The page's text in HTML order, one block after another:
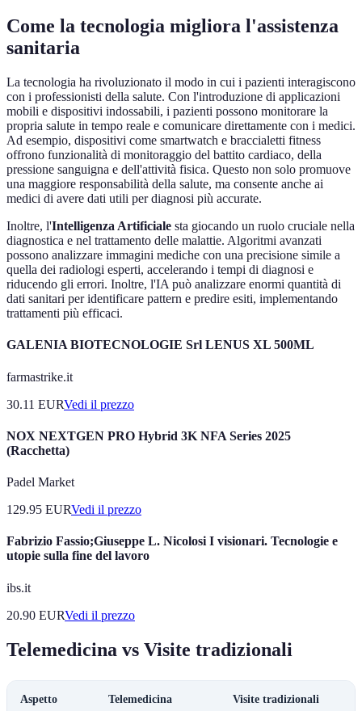
Come la tecnologia migliora l'assistenza
sanitaria
La tecnologia ha rivoluzionato il modo in cui i pazienti interagiscono
con i professionisti della salute. Con l'introduzione di applicazioni
mobili e dispositivi indossabili, i pazienti possono monitorare la
propria salute in tempo reale e comunicare direttamente con i medici.
Ad esempio, dispositivi come smartwatch e braccialetti fitness
offrono funzionalità di monitoraggio del battito cardiaco, della
pressione sanguigna e dell'attività fisica. Questo non solo promuove
una maggiore responsabilità della salute, ma consente anche ai
medici di avere dati utili per diagnosi più accurate.
Inoltre, l'Intelligenza Artificiale sta giocando un ruolo cruciale nella
diagnostica e nel trattamento delle malattie. Algoritmi avanzati
possono analizzare immagini mediche con una precisione simile a
quella dei radiologi esperti, accelerando i tempi di diagnosi e
riducendo gli errori. Inoltre, l'IA può analizzare enormi quantità di
dati sanitari per identificare pattern e predire esiti, implementando
trattamenti più efficaci.
GALENIA BIOTECNOLOGIE Srl LENUS XL 500ML
farmastrike.it
30.11 EURVedi il prezzo
NOX NEXTGEN PRO Hybrid 3K NFA Series 2025
(Racchetta)
Padel Market
129.95 EURVedi il prezzo
Fabrizio Fassio;Giuseppe L. Nicolosi I visionari. Tecnologie e
utopie sulla fine del lavoro
ibs.it
20.90 EURVedi il prezzo
Telemedicina vs Visite tradizionali
Aspetto Telemedicina Visite tradizionali